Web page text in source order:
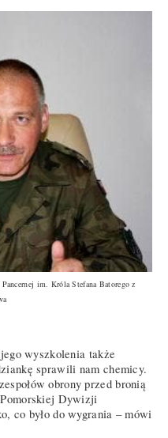
im. Króla Stefana Batorego z
wyszkolenia także
sprawili nam chemicy.
obrony przed bronią
Dywizji
co było do wygrania – mówi